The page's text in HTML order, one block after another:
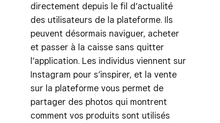
directement depuis le fil d’actualité
des utilisateurs de la plateforme. Ils
peuvent désormais naviguer, acheter
et passer à la caisse sans quitter
l’application. Les individus viennent sur
Instagram pour s’inspirer, et la vente
sur la plateforme vous permet de
partager des photos qui montrent
comment vos produits sont utilisés